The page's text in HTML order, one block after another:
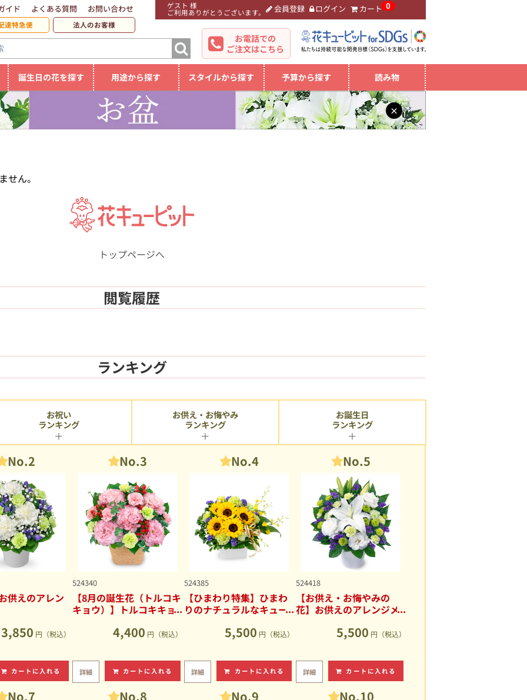
ゲスト 様
ご利用ありがとうございます。 会員登録 ログイン カート 0
イド よくある質問 お問い合わせ
達特急便 法人のお客様
お電話での
ご注文はこちら
誕生日の花を探す 用途から探す スタイルから探す 予算から探す 読み物
×
せん。
トップページへ
閲覧履歴
ランキング
No.2
供えのアレン
3,850 円（税込）
カートに入れる
No.3
524340
【8月の誕生花（トルコキ
キョウ）】トルコキキョ
4,400 円（税込）
詳細 カートに入れる
No.4
524385
【ひまわり特集】ひまわ
りのナチュラルなキュー
5,500 円（税込）
詳細 カートに入れる
No.5
524418
【お供え・お悔やみの
花】お供えのアレンジメ
5,500 円（税込）
詳細 カートに入れる
No.7 No.8 No.9 No.10
お祝い
ランキング
お供え・お悔やみ
ランキング
お誕生日
ランキング